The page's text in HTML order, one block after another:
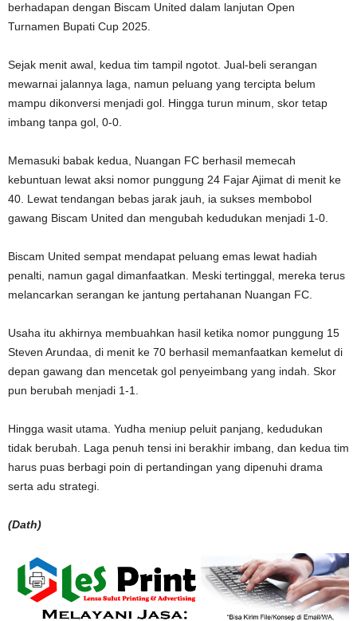
berhadapan dengan Biscam United dalam lanjutan Open
Turnamen Bupati Cup 2025.
Sejak menit awal, kedua tim tampil ngotot. Jual-beli serangan
mewarnai jalannya laga, namun peluang yang tercipta belum
mampu dikonversi menjadi gol. Hingga turun minum, skor tetap
imbang tanpa gol, 0-0.
Memasuki babak kedua, Nuangan FC berhasil memecah
kebuntuan lewat aksi nomor punggung 24 Fajar Ajimat di menit ke
40. Lewat tendangan bebas jarak jauh, ia sukses membobol
gawang Biscam United dan mengubah kedudukan menjadi 1-0.
Biscam United sempat mendapat peluang emas lewat hadiah
penalti, namun gagal dimanfaatkan. Meski tertinggal, mereka terus
melancarkan serangan ke jantung pertahanan Nuangan FC.
Usaha itu akhirnya membuahkan hasil ketika nomor punggung 15
Steven Arundaa, di menit ke 70 berhasil memanfaatkan kemelut di
depan gawang dan mencetak gol penyeimbang yang indah. Skor
pun berubah menjadi 1-1.
Hingga wasit utama. Yudha meniup peluit panjang, kedudukan
tidak berubah. Laga penuh tensi ini berakhir imbang, dan kedua tim
harus puas berbagi poin di pertandingan yang dipenuhi drama
serta adu strategi.
(Dath)